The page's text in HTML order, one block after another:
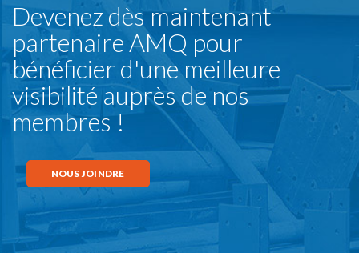
Devenez dès maintenant
partenaire AMQ pour
bénéficier d'une meilleure
visibilité auprès de nos
membres !
NOUS JOINDRE